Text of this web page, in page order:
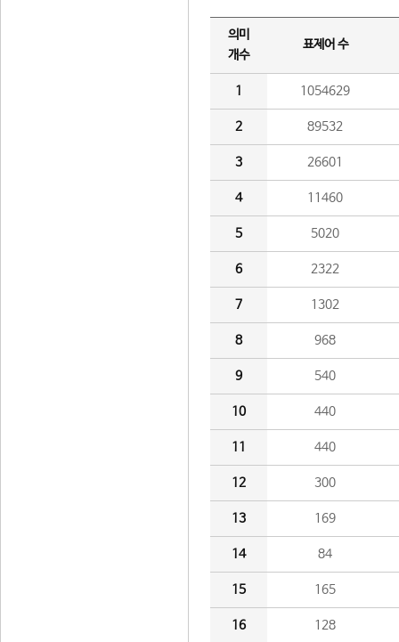
의미
개수
표제어 수
1 1054629
2 89532
3 26601
4 11460
5 5020
6 2322
7 1302
8 968
9 540
10 440
11 440
12 300
13 169
14 84
15 165
16 128